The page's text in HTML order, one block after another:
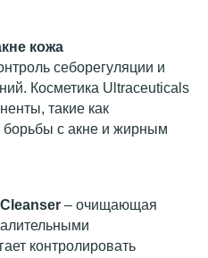
кожа
себорегуляции и
Косметика Ultraceuticals
такие как
борьбы с акне и жирным
– очищающая
контролировать